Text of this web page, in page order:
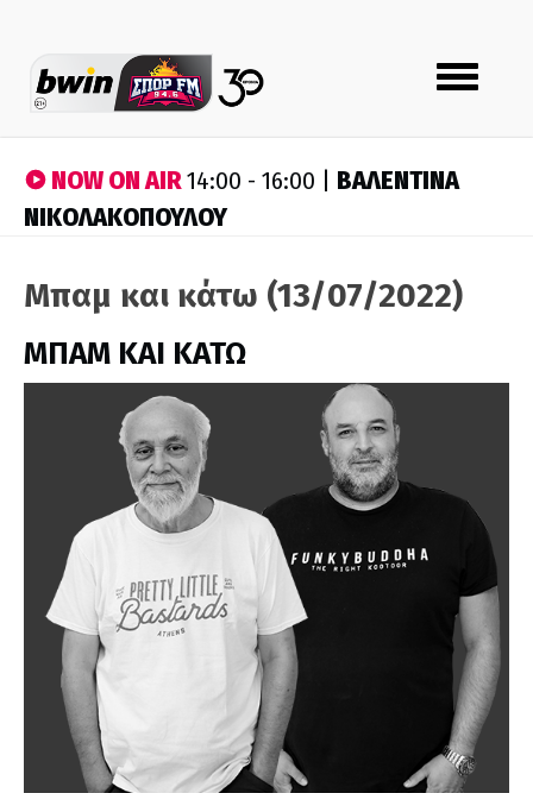
Toggle
navigation
NOW ON AIR14:00 - 16:00 | ΒΑΛΕΝΤΙΝΑ
ΝΙΚΟΛΑΚΟΠΟΥΛΟΥ
Μπαμ και κάτω (13/07/2022)
ΜΠΑΜ ΚΑΙ ΚΑΤΩ